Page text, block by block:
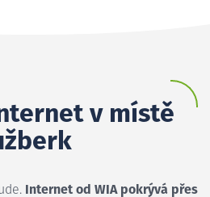
v místě
Internet od WIA pokrývá přes